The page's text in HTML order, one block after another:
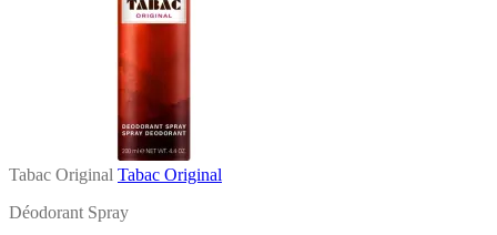
Tabac Original Tabac Original
Déodorant Spray